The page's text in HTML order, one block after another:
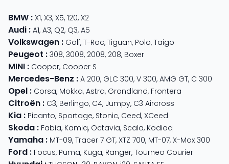
BMW : X1, X3, X5, 120, X2
Audi : A1, A3, Q2, Q3, A5
Volkswagen : Golf, T-Roc, Tiguan, Polo, Taigo
Peugeot : 308, 3008, 2008, 208, Boxer
MINI : Cooper, Cooper S
Mercedes-Benz : A 200, GLC 300, V 300, AMG GT, C 300
Opel : Corsa, Mokka, Astra, Grandland, Frontera
Citroën : C3, Berlingo, C4, Jumpy, C3 Aircross
Kia : Picanto, Sportage, Stonic, Ceed, XCeed
Skoda : Fabia, Kamiq, Octavia, Scala, Kodiaq
Yamaha : MT-09, Tracer 7 GT, XTZ 700, MT-07, X-Max 300
Ford : Focus, Puma, Kuga, Ranger, Tourneo Courier